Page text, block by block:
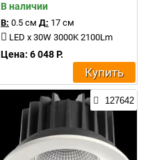
В наличии
В: 0.5 см Д: 17 см
LED x 30W 3000K 2100Lm
Цена: 6 048 Р.
Купить
127642